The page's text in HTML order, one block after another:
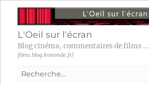
L'Oeil sur l'écran
Blog cinéma, commentaires de films ...
films.blog.lemonde.fr)
Recherche